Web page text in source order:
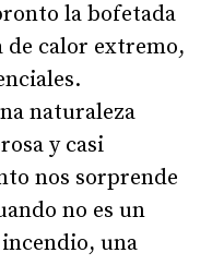
la bofetada
de calor extremo,
naturaleza
y casi
nos sorprende
no es un
una